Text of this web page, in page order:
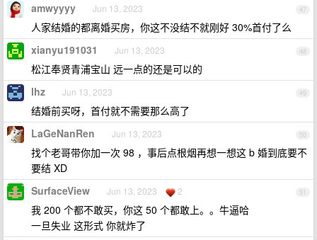
47
amwyyyy Jun 13, 2023
人家结婚的都离婚买房，你这不没结不就刚好 30%首付了么
48
xianyu191031 Jun 13, 2023
松江奉贤青浦宝山 远一点的还是可以的
49
lhz Jun 13, 2023
结婚前买呀，首付就不需要那么高了
50
LaGeNanRen Jun 13, 2023
找个老哥带你加一次 98 ，事后点根烟再想一想这 b 婚到底要不
要结 XD
51
SurfaceView Jun 13, 2023 2
我 200 个都不敢买，你这 50 个都敢上。。牛逼哈
一旦失业 这形式 你就炸了